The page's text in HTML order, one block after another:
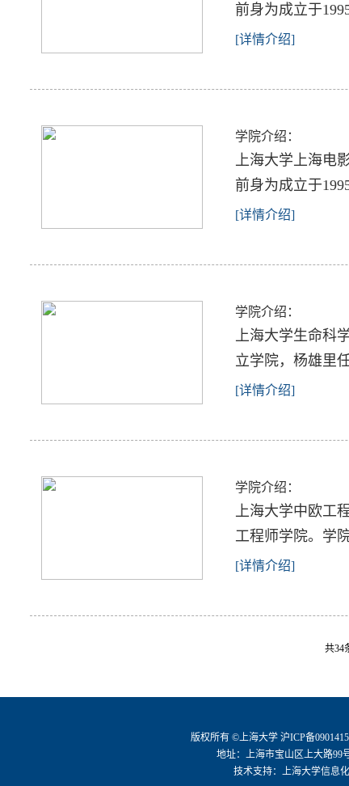
前身为成立于
[详情介绍]
学院介绍：
上海大学上海电
前身为成立于
[详情介绍]
学院介绍：
上海大学生命科
立学院，杨雄里
[详情介绍]
学院介绍：
上海大学中欧工
工程师学院。学
[详情介绍]
共34
版权所有 ©上海大学 沪ICP备
地址：上海市宝山区上大路99
技术支持：
上海大学信息